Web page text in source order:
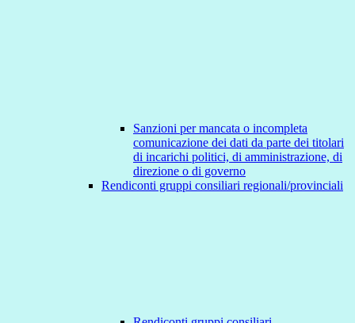
Sanzioni per mancata o incompleta
comunicazione dei dati da parte dei titolari
di incarichi politici, di amministrazione, di
direzione o di governo
Rendiconti gruppi consiliari regionali/provinciali